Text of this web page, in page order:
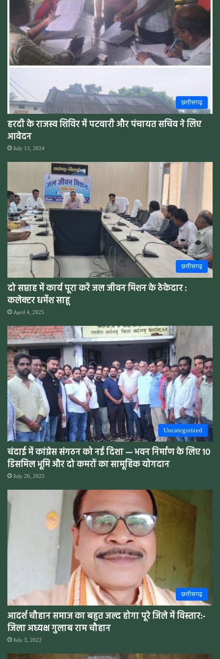
छत्तीसगढ़
हरदी के राजस्व शिविर में पटवारी और पंचायत सचिव ने लिए
आवेदन
July 13, 2024
छत्तीसगढ़
दो सप्ताह में कार्य पूरा करें जल जीवन मिशन के ठेकेदार :
कलेक्टर धर्मेश साहू
April 4, 2025
Uncategorized
चंदाई में कांग्रेस संगठन को नई दिशा — भवन निर्माण के लिए 10
डिसमिल भूमि और दो कमरों का सामूहिक योगदान
July 26, 2025
छत्तीसगढ़
आदर्श चौहान समाज का बहुत जल्द होगा पूरे जिले में विस्तार:-
जिला अध्यक्ष गुलाब राम चौहान
July 3, 2022